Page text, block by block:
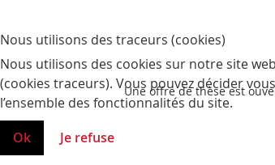
Une offre de thèse est
Nous utilisons des traceurs (cookies)
Nous utilisons des cookies sur notre site
(cookies traceurs). Vous pouvez décider
l’ensemble des fonctionnalités du site.
Ok
Je refuse